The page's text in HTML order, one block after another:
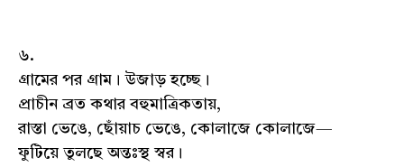
৬.
গ্রামের পর গ্রাম। উজাড় হচ্ছে।
প্রাচীন ব্রত কথার বহুমাত্রিকতায়,
রাস্তা ভেঙে, ছোঁয়াচ ভেঙে, কোলাজে কোলাজে—
ফুটিয়ে তুলছে অন্তঃস্থ স্বর।